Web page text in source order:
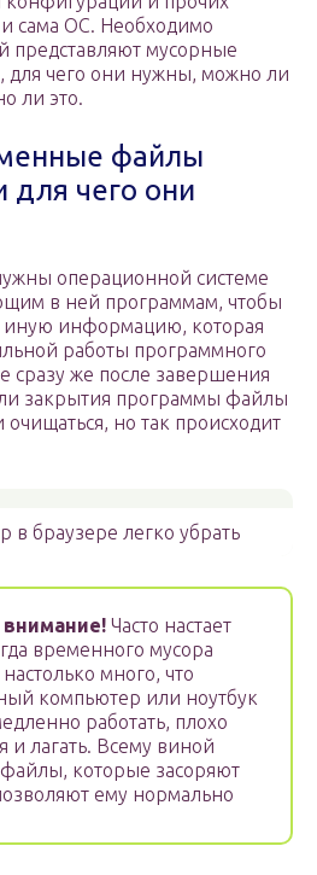
сама ОС. Необходимо
представляют мусорные
чего они нужны, можно ли
ли это.
файлы
для чего они
операционной системе
в ней программам, чтобы
иную информацию, которая
работы программного
сразу же после завершения
закрытия программы файлы
но так происходит
в браузере легко убрать
Часто настает
временного мусора
настолько много, что
компьютер или ноутбук
работать, плохо
и лагать. Всему виной
которые засоряют
ему нормально